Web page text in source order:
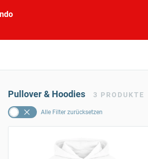
Pullover & Hoodies 3 PRODUKTE
Alle Filter zurücksetzen